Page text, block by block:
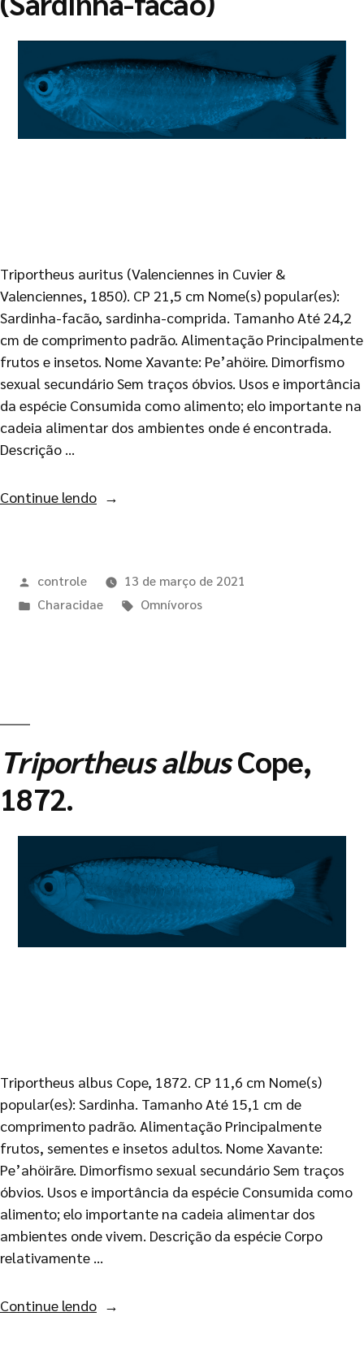
Triportheus auritus (Valenciennes in Cuvier &
Valenciennes, 1850). CP 21,5 cm Nome(s) popular(es):
Sardinha-facão, sardinha-comprida. Tamanho Até 24,2
cm de comprimento padrão. Alimentação Principalmente
frutos e insetos. Nome Xavante: Pe’ahöire. Dimorfismo
sexual secundário Sem traços óbvios. Usos e importância
da espécie Consumida como alimento; elo importante na
cadeia alimentar dos ambientes onde é encontrada.
Descrição …
Continue lendo
controle
13 de março de 2021
Characidae
Omnívoros
Triportheus albusCope,
1872.
Triportheus albus Cope, 1872. CP 11,6 cm Nome(s)
popular(es): Sardinha. Tamanho Até 15,1 cm de
comprimento padrão. Alimentação Principalmente
frutos, sementes e insetos adultos. Nome Xavante:
Pe’ahöirãre. Dimorfismo sexual secundário Sem traços
óbvios. Usos e importância da espécie Consumida como
alimento; elo importante na cadeia alimentar dos
ambientes onde vivem. Descrição da espécie Corpo
relativamente …
Continue lendo